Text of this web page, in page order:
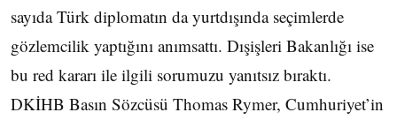
sayıda Türk diplomatın da yurtdışında seçimlerde
gözlemcilik yaptığını anımsattı. Dışişleri Bakanlığı ise
bu red kararı ile ilgili sorumuzu yanıtsız bıraktı.
DKİHB Basın Sözcüsü Thomas Rymer, Cumhuriyet’in